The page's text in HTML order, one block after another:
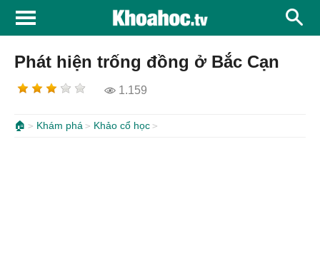
Phát hiện trống đồng ở Bắc Cạn
1.159
🏠 Khám phá Khảo cổ học